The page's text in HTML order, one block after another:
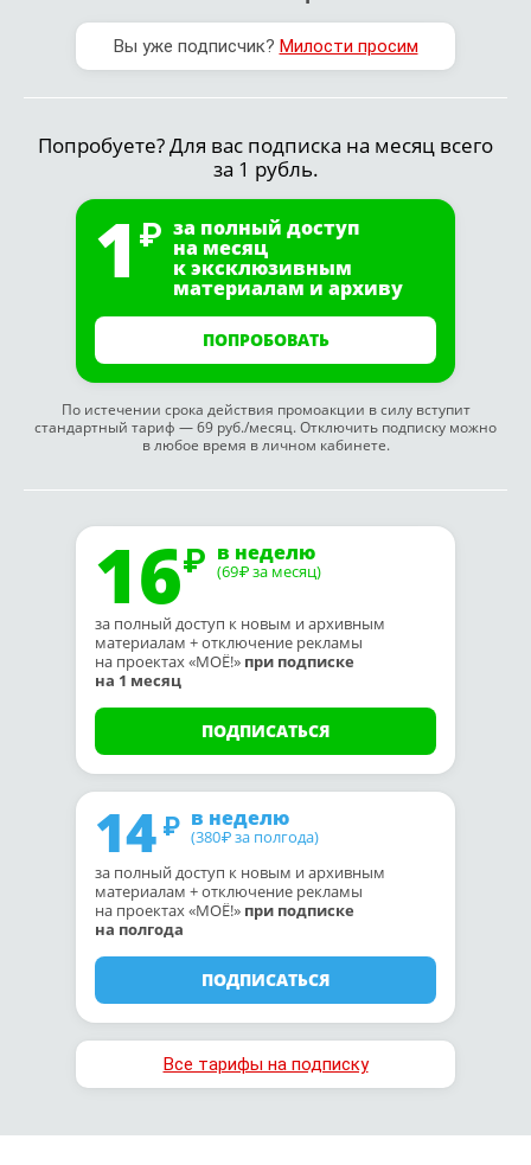
Вы уже подписчик? Милости просим
Попробуете? Для вас подписка на месяц всего
за 1 рубль.
1 за полный доступ
на месяц
к эксклюзивным
материалам и архиву
ПОПРОБОВАТЬ
По истечении срока действия промоакции в силу вступит
стандартный тариф — 69 руб./месяц. Отключить подписку можно
в любое время в личном кабинете.
16 в неделю
(69₽ за месяц)
за полный доступ к новым и архивным
материалам + отключение рекламы
на проектах «МОЁ!» при подписке
на 1 месяц
ПОДПИСАТЬСЯ
14 в неделю
(380₽ за полгода)
за полный доступ к новым и архивным
материалам + отключение рекламы
на проектах «МОЁ!» при подписке
на полгода
ПОДПИСАТЬСЯ
Все тарифы на подписку